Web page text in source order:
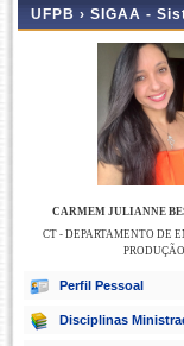
UFPB › SIGAA -
CARMEM JULIANNE
CT - DEPARTAMENTO DE
PRODUÇÃO
Perfil Pessoal
Disciplinas